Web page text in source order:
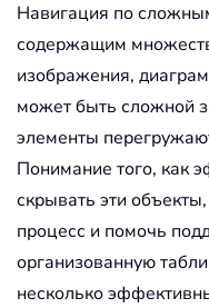
Навигация по
содержащим
изображения,
может быть сложной
элементы
Понимание того, как
скрывать эти
процесс и помочь
организованную
несколько